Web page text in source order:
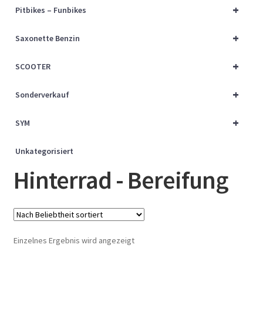
+
Pitbikes – Funbikes
+
Saxonette Benzin
+
SCOOTER
+
Sonderverkauf
+
SYM
Unkategorisiert
Hinterrad - Bereifung
Einzelnes Ergebnis wird angezeigt